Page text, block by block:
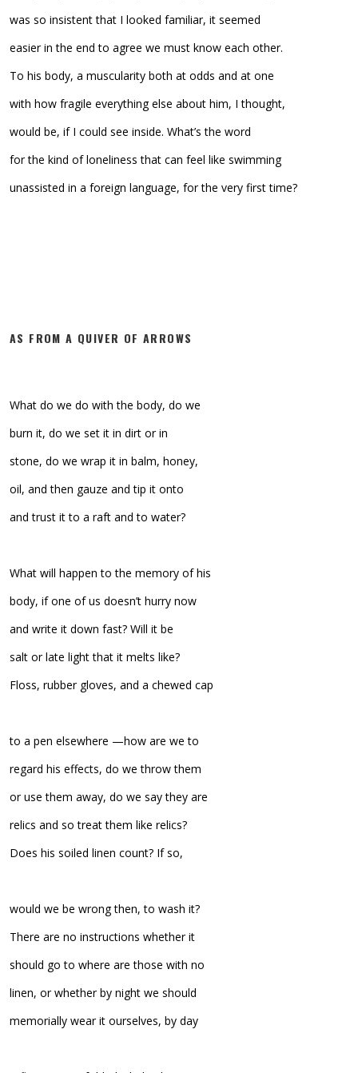
was so insistent that I looked familiar, it seemed
easier in the end to agree we must know each other.
To his body, a muscularity both at odds and at one
with how fragile everything else about him, I thought,
would be, if I could see inside. What’s the word
for the kind of loneliness that can feel like swimming
unassisted in a foreign language, for the very first time?
AS FROM A QUIVER OF ARROWS
What do we do with the body, do we
burn it, do we set it in dirt or in
stone, do we wrap it in balm, honey,
oil, and then gauze and tip it onto
and trust it to a raft and to water?
What will happen to the memory of his
body, if one of us doesn’t hurry now
and write it down fast? Will it be
salt or late light that it melts like?
Floss, rubber gloves, and a chewed cap
to a pen elsewhere —how are we to
regard his effects, do we throw them
or use them away, do we say they are
relics and so treat them like relics?
Does his soiled linen count? If so,
would we be wrong then, to wash it?
There are no instructions whether it
should go to where are those with no
linen, or whether by night we should
memorially wear it ourselves, by day